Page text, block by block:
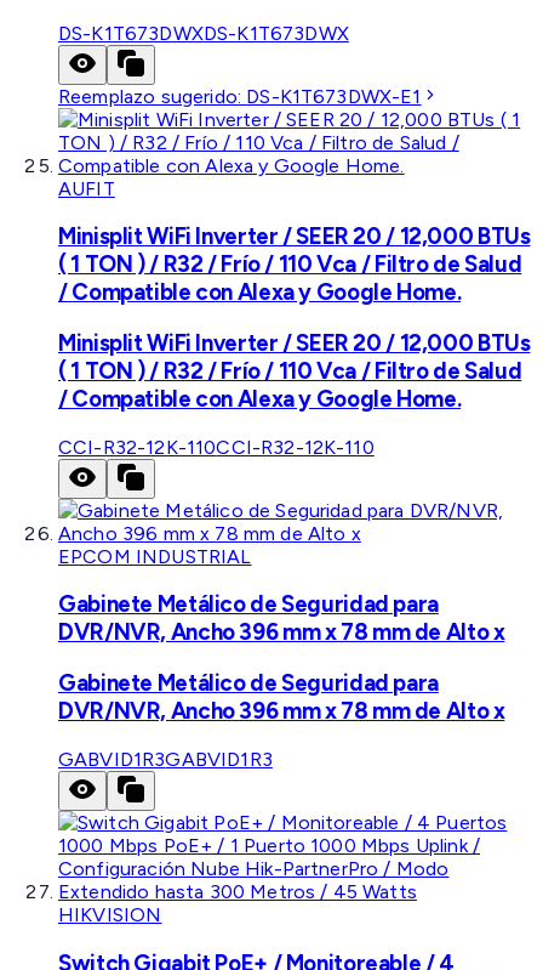
DS-K1T673DWXDS-K1T673DWX
Reemplazo sugerido: DS-K1T673DWX-E1
AUFIT
Minisplit WiFi Inverter / SEER 20 / 12,000 BTUs
( 1 TON ) / R32 / Frío / 110 Vca / Filtro de Salud
/ Compatible con Alexa y Google Home.
Minisplit WiFi Inverter / SEER 20 / 12,000 BTUs
( 1 TON ) / R32 / Frío / 110 Vca / Filtro de Salud
/ Compatible con Alexa y Google Home.
CCI-R32-12K-110CCI-R32-12K-110
EPCOM INDUSTRIAL
Gabinete Metálico de Seguridad para
DVR/NVR, Ancho 396 mm x 78 mm de Alto x
Gabinete Metálico de Seguridad para
DVR/NVR, Ancho 396 mm x 78 mm de Alto x
GABVID1R3GABVID1R3
HIKVISION
Switch Gigabit PoE+ / Monitoreable / 4